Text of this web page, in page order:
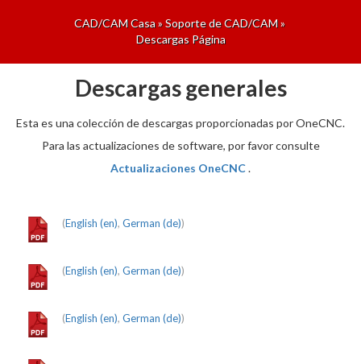
CAD/CAM Casa»Soporte de CAD/CAM»
Descargas Página
Descargas generales
Esta es una colección de descargas proporcionadas por OneCNC.
Para las actualizaciones de software, por favor consulte
Actualizaciones OneCNC.
(English (en), German (de))
(English (en), German (de))
(English (en), German (de))